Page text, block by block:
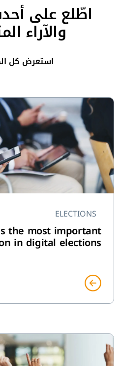
اطّلع على
والآراء
استعرض كل
ELECTIONS
the most important
in digital elections